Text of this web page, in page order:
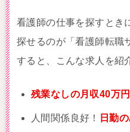
看護師の仕事を探すとき
探せるのが「看護師転職
すると、こんな求人を紹
残業なしの月収40万円
人間関係良好！ 日勤